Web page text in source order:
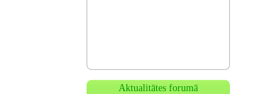
Aktualitātes forumā